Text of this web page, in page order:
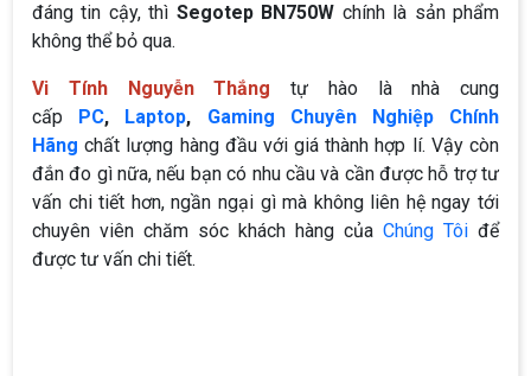
đáng tin cậy, thì Segotep BN750W chính là sản phẩm
không thể bỏ qua.
Vi Tính Nguyễn Thắng tự hào là nhà cung
cấp
PC, Laptop, Gaming Chuyên Nghiệp Chính
Hãng chất lượng hàng đầu với giá thành hợp lí. Vậy còn
đắn đo gì nữa, nếu bạn có nhu cầu và cần được hỗ trợ tư
vấn chi tiết hơn, ngần ngại gì mà không liên hệ ngay tới
chuyên viên chăm sóc khách hàng của Chúng Tôi để
được tư vấn chi tiết.